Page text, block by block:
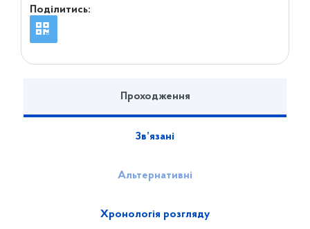
Поділитись:
Проходження
Зв’язані
Альтернативні
Хронологія розгляду